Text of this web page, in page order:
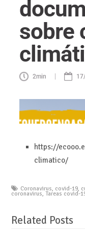
https://
climatico/
Coronavirus, covid-19,
coronavirus, Tareas covid-
Related Posts